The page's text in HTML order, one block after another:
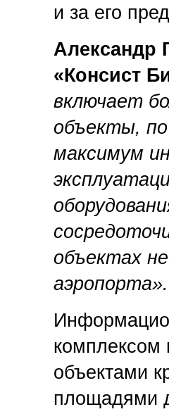
и за его
Александр
«Консист
включает
объекты,
максимум
объектах
аэропорта».
комплексом
объектами
площадями